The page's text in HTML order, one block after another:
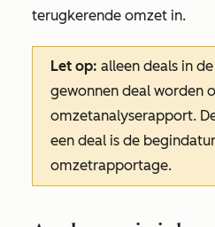
terugkerende omzet in.
Let op: alleen deals in
gewonnen deal worden
omzetanalyserapport.
een deal is de
omzetrapportage.